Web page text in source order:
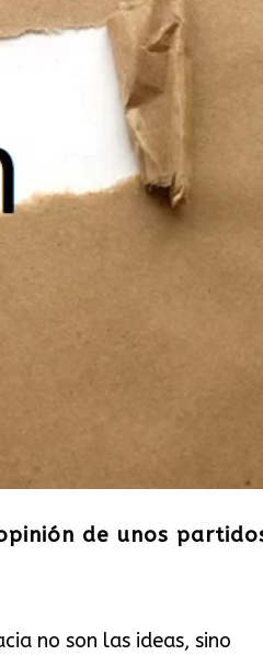
de unos
no son las ideas, sino